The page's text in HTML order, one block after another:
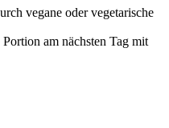
vegane oder vegetarische
am nächsten Tag mit